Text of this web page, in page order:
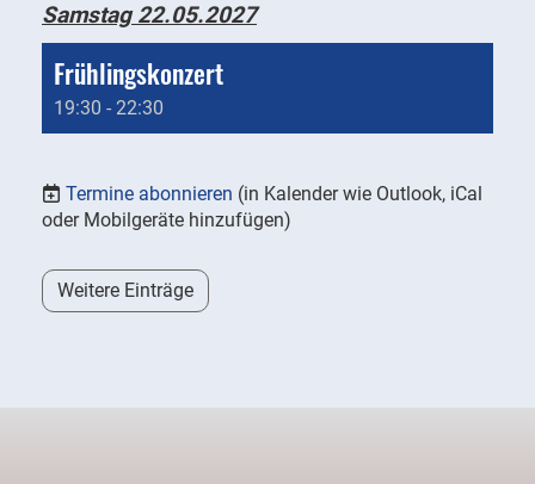
Samstag 22.05.2027
Frühlingskonzert
19:30 - 22:30
Termine abonnieren (in Kalender wie Outlook, iCal
oder Mobilgeräte hinzufügen)
Weitere Einträge